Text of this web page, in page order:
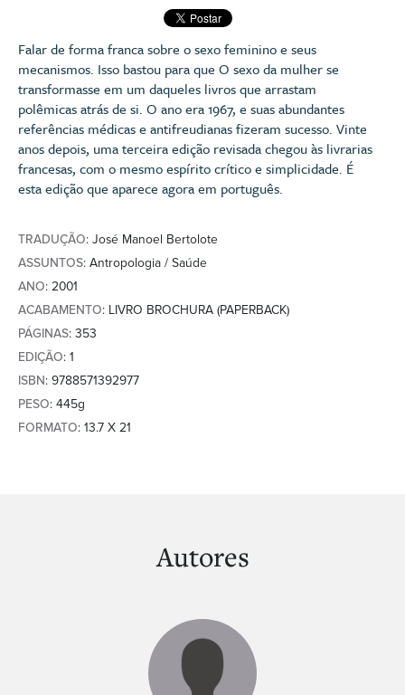
Falar de forma franca sobre o sexo feminino e seus
mecanismos. Isso bastou para que O sexo da mulher se
transformasse em um daqueles livros que arrastam
polêmicas atrás de si. O ano era 1967, e suas abundantes
referências médicas e antifreudianas fizeram sucesso. Vinte
anos depois, uma terceira edição revisada chegou às livrarias
francesas, com o mesmo espírito crítico e simplicidade. É
esta edição que aparece agora em português.
TRADUÇÃO: José Manoel Bertolote
ASSUNTOS: Antropologia / Saúde
ANO: 2001
ACABAMENTO: LIVRO BROCHURA (PAPERBACK)
PÁGINAS: 353
EDIÇÃO: 1
ISBN: 9788571392977
PESO: 445g
FORMATO: 13.7 X 21
Autores